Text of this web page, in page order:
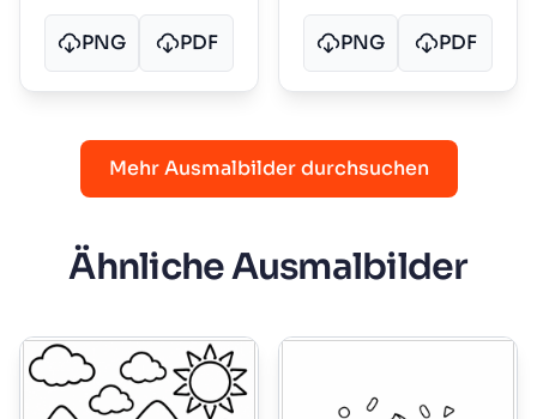
PNG PDF PNG PDF
Mehr Ausmalbilder durchsuchen
Ähnliche Ausmalbilder